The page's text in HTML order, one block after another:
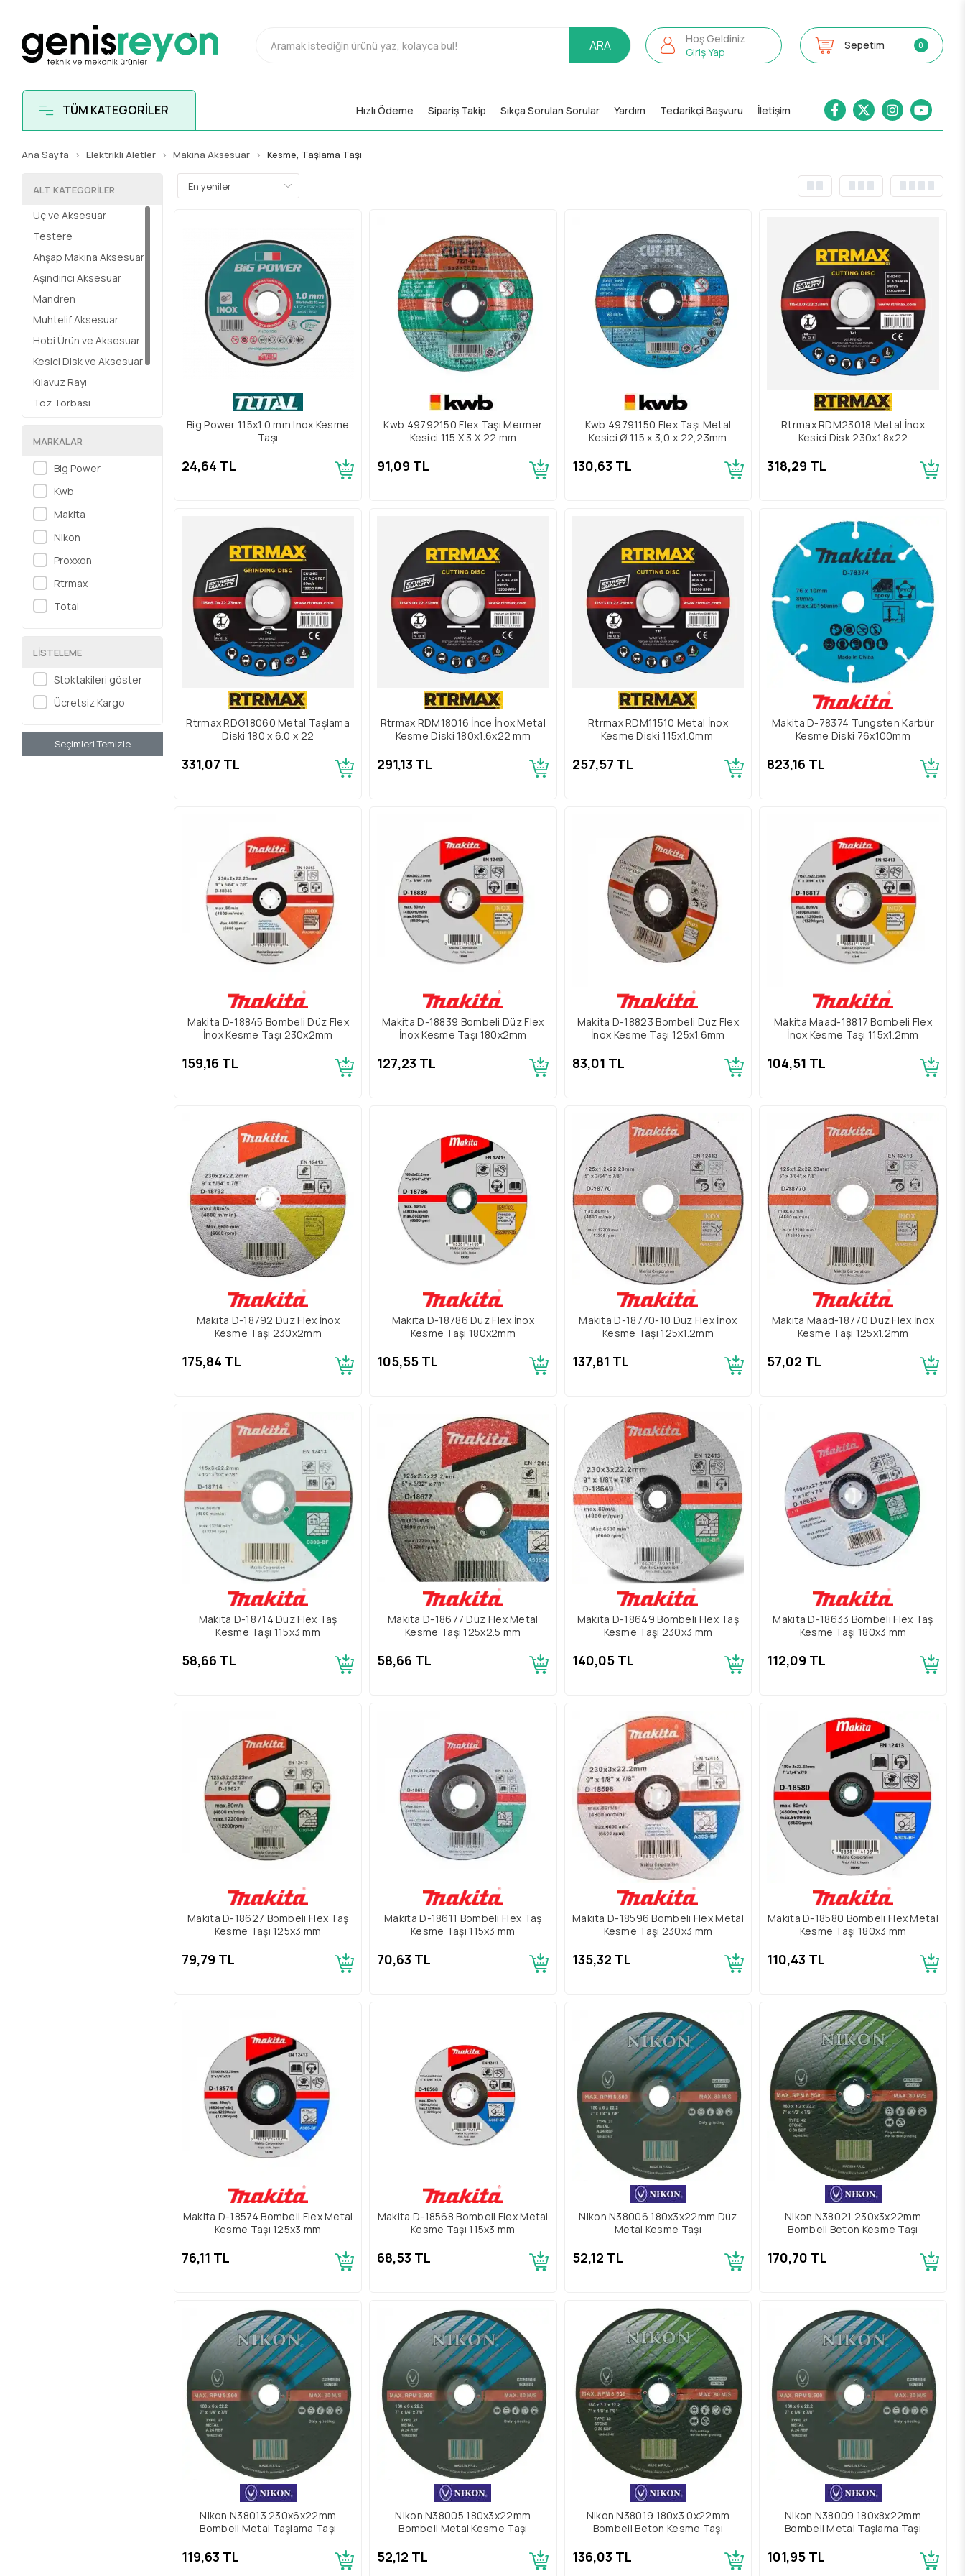
ARA
Hoş Geldiniz
Giriş Yap
Sepetim 0
TÜM KATEGORİLER Hızlı Ödeme Sipariş Takip Sıkça Sorulan Sorular Yardım Tedarikçi Başvuru İletişim
Ana Sayfa Elektrikli Aletler Makina Aksesuar Kesme, Taşlama Taşı
ALT KATEGORILER
Uç ve Aksesuar
Testere
Ahşap Makina Aksesuar
Aşındırıcı Aksesuar
Mandren
Muhtelif Aksesuar
Hobi Ürün ve Aksesuar
Kesici Disk ve Aksesuar
Kılavuz Rayı
Toz Torbası
Kesme, Taşlama Taşı
MARKALAR
Big Power
Kwb
Makita
Nikon
Proxxon
Rtrmax
Total
LISTELEME
Stoktakileri göster
Ücretsiz Kargo
Seçimleri Temizle
Big Power 115x1.0 mm Inox Kesme
Taşı
24,64 TL
Kwb 49792150 Flex Taşı Mermer
Kesici 115 X 3 X 22 mm
91,09 TL
Kwb 49791150 Flex Taşı Metal
Kesici Ø 115 x 3,0 x 22,23mm
130,63 TL
Rtrmax RDM23018 Metal İnox
Kesici Disk 230x1.8x22
318,29 TL
Rtrmax RDG18060 Metal Taşlama
Diski 180 x 6.0 x 22
331,07 TL
Rtrmax RDM18016 İnce İnox Metal
Kesme Diski 180x1.6x22 mm
291,13 TL
Rtrmax RDM11510 Metal İnox
Kesme Diski 115x1.0mm
257,57 TL
Makita D-78374 Tungsten Karbür
Kesme Diski 76x100mm
823,16 TL
Makita D-18845 Bombeli Düz Flex
İnox Kesme Taşı 230x2mm
159,16 TL
Makita D-18839 Bombeli Düz Flex
İnox Kesme Taşı 180x2mm
127,23 TL
Makita D-18823 Bombeli Düz Flex
İnox Kesme Taşı 125x1.6mm
83,01 TL
Makita Maad-18817 Bombeli Flex
İnox Kesme Taşı 115x1.2mm
104,51 TL
Makita D-18792 Düz Flex İnox
Kesme Taşı 230x2mm
175,84 TL
Makita D-18786 Düz Flex İnox
Kesme Taşı 180x2mm
105,55 TL
Makita D-18770-10 Düz Flex İnox
Kesme Taşı 125x1.2mm
137,81 TL
Makita Maad-18770 Düz Flex İnox
Kesme Taşı 125x1.2mm
57,02 TL
Makita D-18714 Düz Flex Taş
Kesme Taşı 115x3 mm
58,66 TL
Makita D-18677 Düz Flex Metal
Kesme Taşı 125x2.5 mm
58,66 TL
Makita D-18649 Bombeli Flex Taş
Kesme Taşı 230x3 mm
140,05 TL
Makita D-18633 Bombeli Flex Taş
Kesme Taşı 180x3 mm
112,09 TL
Makita D-18627 Bombeli Flex Taş
Kesme Taşı 125x3 mm
79,79 TL
Makita D-18611 Bombeli Flex Taş
Kesme Taşı 115x3 mm
70,63 TL
Makita D-18596 Bombeli Flex Metal
Kesme Taşı 230x3 mm
135,32 TL
Makita D-18580 Bombeli Flex Metal
Kesme Taşı 180x3 mm
110,43 TL
Makita D-18574 Bombeli Flex Metal
Kesme Taşı 125x3 mm
76,11 TL
Makita D-18568 Bombeli Flex Metal
Kesme Taşı 115x3 mm
68,53 TL
Nikon N38006 180x3x22mm Düz
Metal Kesme Taşı
52,12 TL
Nikon N38021 230x3x22mm
Bombeli Beton Kesme Taşı
170,70 TL
Nikon N38013 230x6x22mm
Bombeli Metal Taşlama Taşı
119,63 TL
Nikon N38005 180x3x22mm
Bombeli Metal Kesme Taşı
52,12 TL
Nikon N38019 180x3.0x22mm
Bombeli Beton Kesme Taşı
136,03 TL
Nikon N38009 180x8x22mm
Bombeli Metal Taşlama Taşı
101,95 TL